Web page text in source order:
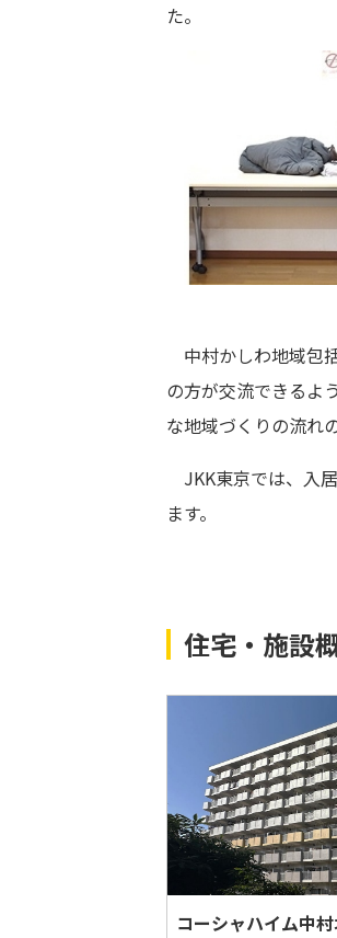
た。
中村かしわ地域包
の方が交流できるよ
な地域づくりの流れ
JKK東京では、入
ます。
住宅・施設
コーシャハイム中